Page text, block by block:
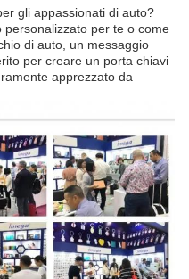
gli appassionati di auto?
per te o come
di auto, un messaggio
per creare un porta chiavi
apprezzato da